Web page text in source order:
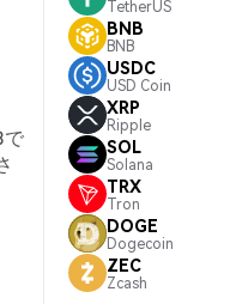
で
TetherUS
BNB
BNB
USDC
USD Coin
XRP
Ripple
SOL
Solana
TRX
Tron
DOGE
Dogecoin
ZEC
Zcash